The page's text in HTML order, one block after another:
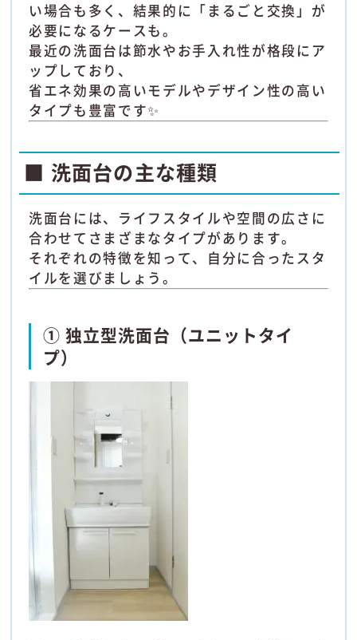
い場合も多く、結果的に「まるごと交換」が
必要になるケースも。
最近の洗面台は節水やお手入れ性が格段にア
ップしており、
省エネ効果の高いモデルやデザイン性の高い
タイプも豊富です✨
■ 洗面台の主な種類
洗面台には、ライフスタイルや空間の広さに
合わせてさまざまなタイプがあります。
それぞれの特徴を知って、自分に合ったスタ
イルを選びましょう。
① 独立型洗面台（ユニットタイ
プ）